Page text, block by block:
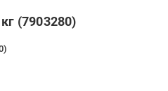
(7903280)